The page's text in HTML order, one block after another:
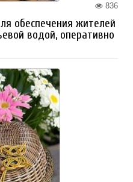
836
обеспечения жителей
водой, оперативно